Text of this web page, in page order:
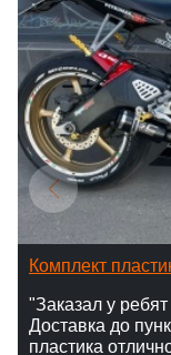
Комплект
"Заказал у
Доставка до
пластика